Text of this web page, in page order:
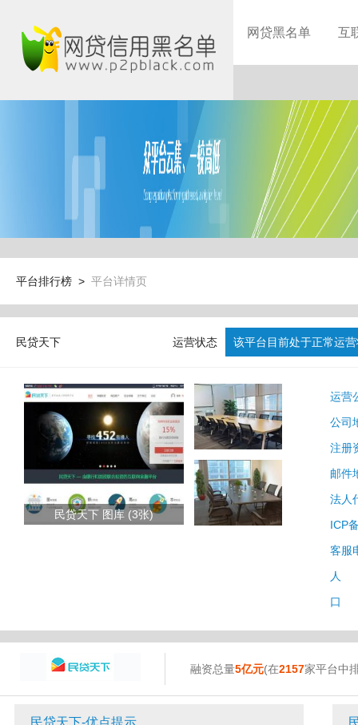
网贷黑名单 互
平台排行榜 > 平台详情页
民贷天下 运营状态 该平台目前处于正常运
民贷天下 图库 (3张)
运营
公司
注册
邮件
法人
ICP
客服
人
口
融资总量5亿元(在2157家平台中
民贷天下-优点提示